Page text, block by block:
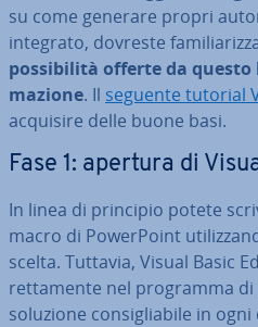
su come generare propri
integrato, dovreste
pos­si­bi­li­tà offerte da
ma­zio­ne. Il seguente tutorial
acquisire delle buone basi.
Fase 1: apertura di
In linea di principio potete
macro di Po­wer­Point
scelta. Tuttavia, Visual Basic
ret­ta­men­te nel programma di
soluzione con­si­glia­bi­le in ogni